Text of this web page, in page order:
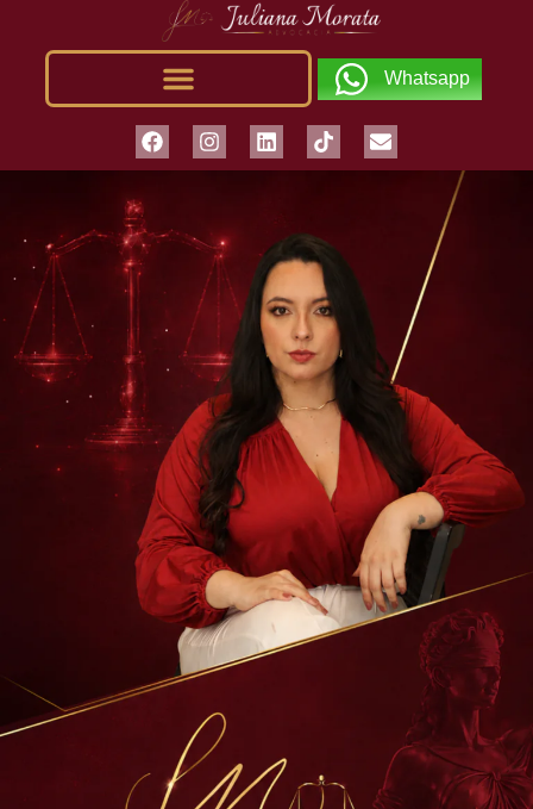
Whatsapp